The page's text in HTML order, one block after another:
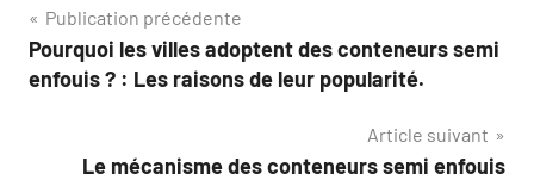
Navigation
de
Publication précédente
Pourquoi les villes adoptent des conteneurs semi
enfouis ? : Les raisons de leur popularité.
Article suivant
Le mécanisme des conteneurs semi enfouis